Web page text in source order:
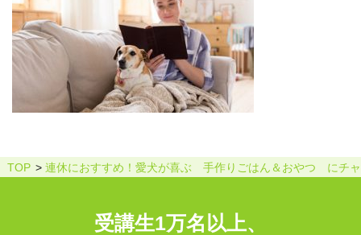
TOP 連休におすすめ！愛犬が喜ぶ 手作りごはん＆おやつ にチ
受講生1万名以上、